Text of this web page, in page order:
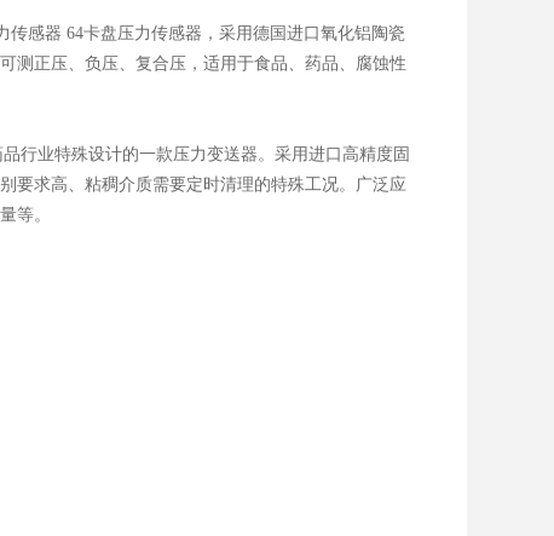
感器 64卡盘压力传感器，采用德国进口氧化铝陶瓷
测正压、负压、复合压，适用于食品、药品、腐蚀性
行业特殊设计的一款压力变送器。采用进口高精度固
要求高、粘稠介质需要定时清理的特殊工况。广泛应
等。